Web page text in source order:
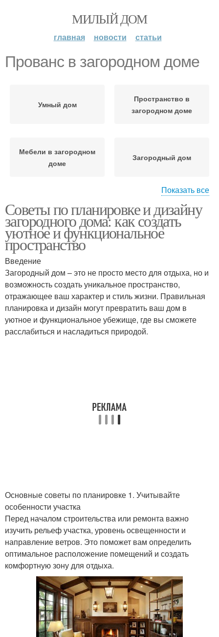
МИЛЫЙ ДОМ
главная новости статьи
Прованс в загородном доме
Умный дом
Пространство в
загородном доме
Мебели в загородном
доме
Загородный дом
Мебель в доме Дом для дачи
Дом для комфортного
проживания
Показать все
Советы по планировке и дизайну
загородного дома: как создать
уютное и функциональное
пространство
Введение
Загородный дом – это не просто место для отдыха, но и
возможность создать уникальное пространство,
отражающее ваш характер и стиль жизни. Правильная
планировка и дизайн могут превратить ваш дом в
уютное и функциональное убежище, где вы сможете
расслабиться и насладиться природой.
Основные советы по планировке 1. Учитывайте
особенности участка
Перед началом строительства или ремонта важно
изучить рельеф участка, уровень освещенности и
направление ветров. Это поможет вам определить
оптимальное расположение помещений и создать
комфортную зону для отдыха.